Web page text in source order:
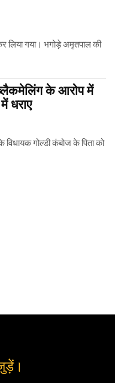
लिया गया। भगोड़े अमृतपाल की
के आरोप में
धराए
गोल्डी कंबोज के पिता को